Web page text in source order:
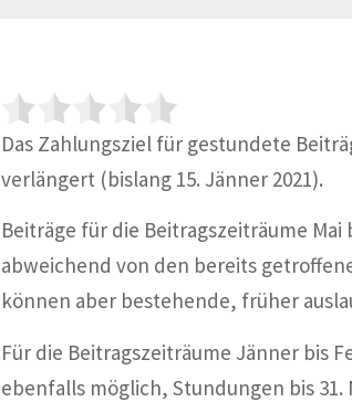
Das Zahlungsziel für gestundete
verlängert (bislang 15. Jänner 2021).
Beiträge für die Beitragszeiträume
abweichend von den bereits
können aber bestehende, früher
Für die Beitragszeiträume Jänner bis
ebenfalls möglich, Stundungen bis 31.